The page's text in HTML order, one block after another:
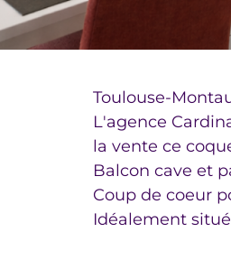
Toulouse-
L'agence
la vente ce
Balcon cave et
Coup de coeur
Idéalement